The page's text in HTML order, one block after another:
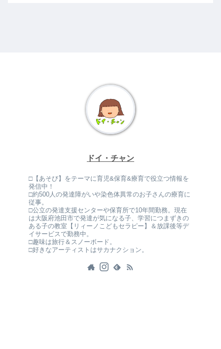
ドイ・チャン
□【あそび】をテーマに育児&保育&療育で役立つ情報を
発信中！
□約500人の発達障がいや染色体異常のお子さんの療育に
従事。
□公立の発達支援センターや保育所で10年間勤務。現在
は大阪府池田市で発達が気になる子、学習につまずきの
ある子の教室【リィーノこどもセラピー】＆放課後等デ
イサービスで勤務中。
□趣味は旅行＆スノーボード。
□好きなアーティストはサカナクション。